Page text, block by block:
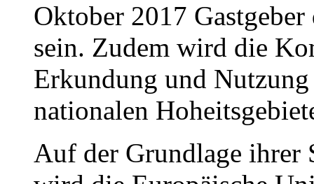
Oktober 2017
sein. Zudem wird die
Erkundung und
nationalen
Auf der Grundlage ihrer